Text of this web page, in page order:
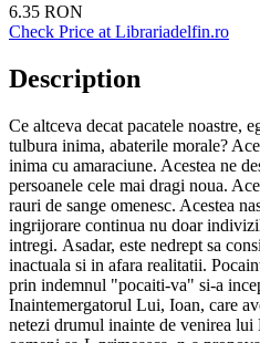
6.35 RON
Check Price at Librariadelfin.ro
Description
Ce altceva decat pacatele noastre,
tulbura inima, abaterile morale?
inima cu amaraciune. Acestea ne
persoanele cele mai dragi noua.
rauri de sange omenesc. Acestea
ingrijorare continua nu doar
intregi. Asadar, este nedrept sa
inactuala si in afara realitatii.
prin indemnul "pocaiti-va" si-a
Inaintemergatorul Lui, Ioan, care
netezi drumul inainte de venirea lui